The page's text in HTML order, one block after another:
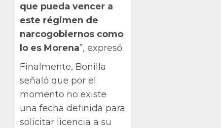
que pueda vencer a
este régimen de
narcogobiernos como
lo es Morena”, expresó.
Finalmente, Bonilla
señaló que por el
momento no existe
una fecha definida para
solicitar licencia a su